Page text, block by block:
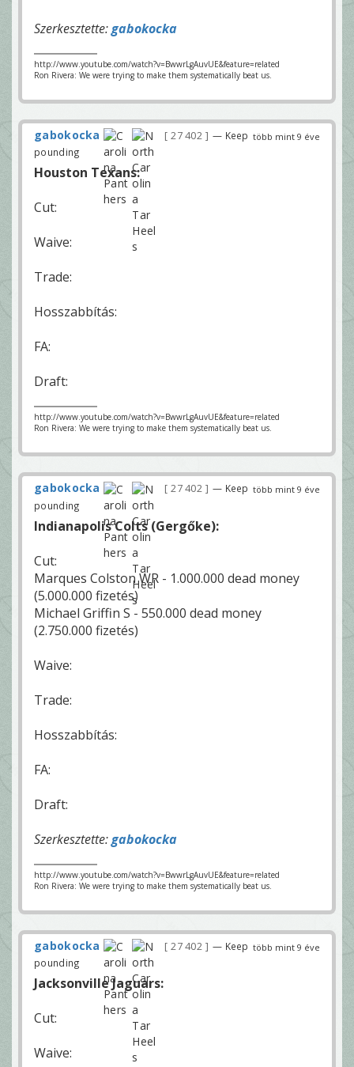
Szerkesztette:gabokocka
http://www.youtube.com/watch?v=BwwrLgAuvUE&feature=related
Ron Rivera: We were trying to make them systematically beat us.
több mint 9 éve
gabokocka 27 402
— Keep
pounding
Houston Texans:
Cut:
Waive:
Trade:
Hosszabbítás:
FA:
Draft:
http://www.youtube.com/watch?v=BwwrLgAuvUE&feature=related
Ron Rivera: We were trying to make them systematically beat us.
több mint 9 éve
gabokocka 27 402
— Keep
pounding
Indianapolis Colts (Gergőke):
Cut:
Marques Colston WR - 1.000.000 dead money
(5.000.000 fizetés)
Michael Griffin S - 550.000 dead money
(2.750.000 fizetés)
Waive:
Trade:
Hosszabbítás:
FA:
Draft:
Szerkesztette:gabokocka
http://www.youtube.com/watch?v=BwwrLgAuvUE&feature=related
Ron Rivera: We were trying to make them systematically beat us.
több mint 9 éve
gabokocka 27 402
— Keep
pounding
Jacksonville Jaguars:
Cut:
Waive: